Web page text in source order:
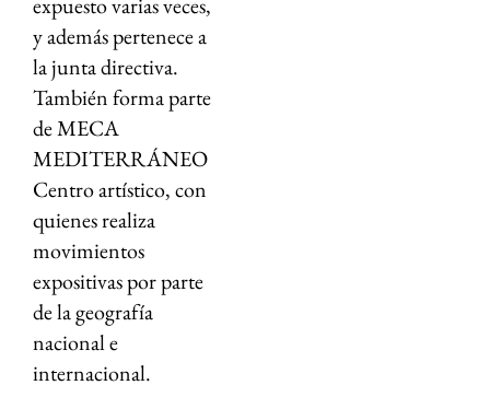
y además pertenece a
la junta directiva.
También forma parte
de MECA
MEDITERRÁNEO
Centro artístico, con
quienes realiza
movimientos
expositivas por parte
de la geografía
nacional e
internacional.